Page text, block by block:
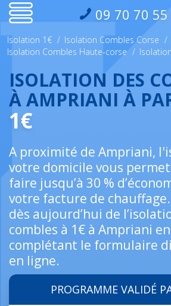
09 70 70 55
Isolation 1€ / Isolation Combles Corse /
Isolation Combles Haute-corse /
ISOLATION DES
À AMPRIANI À
1€
A proximité de Ampriani,
votre domicile vous
faire jusqu’à 30 %
votre facture de chauffage.
dès aujourd’hui de
combles à 1€ à Ampriani en
complétant le formulaire
en ligne.
PROGRAMME VALIDÉ